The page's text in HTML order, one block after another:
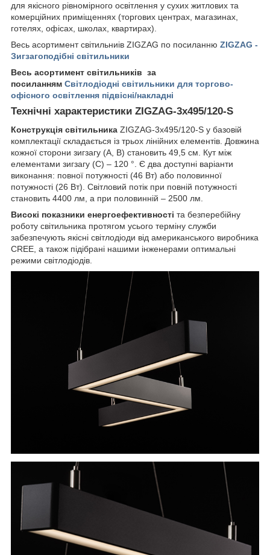
для якісного рівномірного освітлення у сухих житлових та
комерційних приміщеннях (торгових центрах, магазинах,
готелях, офісах, школах, квартирах).
Весь асортимент світильниів ZIGZAG по посиланню ZIGZAG -
Зигзагоподібні світильники
Весь асортимент світильників за
посиланням Світлодіодні світильники для торгово-
офісного освітлення підвісні/накладні
Технічні характеристики ZIGZAG-3x495/120-S
Конструкція світильника ZIGZAG-3x495/120-S у базовій
комплектації складається із трьох лінійних елементів. Довжина
кожної сторони зигзагу (А, В) становить 49,5 см. Кут між
елементами зигзагу (С) – 120 °. Є два доступні варіанти
виконання: повної потужності (46 Вт) або половинної
потужності (26 Вт). Світловий потік при повній потужності
становить 4400 лм, а при половинній – 2500 лм.
Високі показники енергоефективності та безперебійну
роботу світильника протягом усього терміну служби
забезпечують якісні світлодіоди від американського виробника
CREE, а також підібрані нашими інженерами оптимальні
режими світлодіодів.